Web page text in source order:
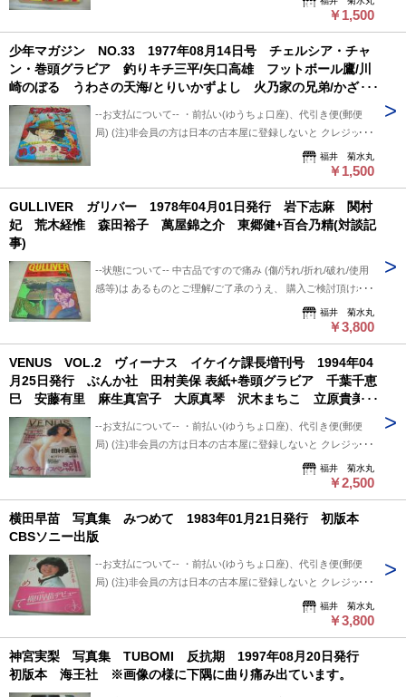
+クロネコ営業所留め置き可能です。 --発送について-- 振込確
平日のみ、 クロネコ便は常時発送可能。 ※※郵便局発送ご利
用、日・祭日かかる場合は 祭日明け発送になります。 ※※※
追跡番号は発送前にお知らせ致します。 追跡番号から荷物の
配送状況確認できます。 --保管期間について-- 此方から連絡
後、5日間保管しています。 5日間内、購入手続き頂ければ幸
「振込み」または「代金引換」でご利用下さい。 --状態につい
て-- 中古品ですので痛み (傷/汚れ/折れ/破れ/使用感等)は ある
ものとご理解/ご了承のうえ、 購入ご検討頂ければ幸いです。
--送料について-- ・レターパックライト 430円 ※追跡番号あ
り+保証なし+ポスト投函 ・レターパックプラス 600円 ※追
・クロネコ便 送料は地方により変わります。 (下記紹介部分
に送料記載あり) ※曜日・時間指定ご希望の場合 ※※郵便局
+クロネコ営業所留め置き可能です。 --発送について-- 振込確
認後、2～3日以内で発送致します。 ※郵便局ご利用の場合、
用、日・祭日かかる場合は 祭日明け発送になります。 ※※※
追跡番号は発送前にお知らせ致します。 追跡番号から荷物の
後、5日間保管しています。 5日間内、購入手続き頂ければ幸
いです。 5日過ぎましても手続き頂けない場合は キャンセル
￥1,500
少年マガジン NO.33 1977年08月14日号 チェルシア・チャ
ン・巻頭グラビア 釣りキチ三平/矢口高雄 フットボール鷹/川
崎のぼる うわさの天海/とりいかずよし 火乃家の兄弟/かざま
鋭二 サウスポー/中条健 姿三四郎/本宮ひろ志 三つ目がとお
る/手塚治虫 大純情くん/松本零士 手天童子/永井豪 空手バカ
一代/影丸譲也 etc ※画像の様に表紙面に汚れ出ています。
--お支払について-- ・前払い(ゆうちょ口座)、代引き便(郵便
局) (注)非会員の方は日本の古本屋に登録しないと クレジット
決済利用出来ないと思います。 非会員の方は支払い方法を
「振込み」または「代金引換」でご利用下さい。 --状態につい
て-- 中古品ですので痛み (傷/汚れ/折れ/破れ/使用感等)は ある
ものとご理解/ご了承のうえ、 購入ご検討頂ければ幸いです。
--送料について-- ・レターパックライト 430円 ※追跡番号あ
・クロネコ便 送料は地方により変わります。 (下記紹介部分
に送料記載あり) ※曜日・時間指定ご希望の場合 ※※郵便局
+クロネコ営業所留め置き可能です。 --発送について-- 振込確
認後、2～3日以内で発送致します。 ※郵便局ご利用の場合、
用、日・祭日かかる場合は 祭日明け発送になります。 ※※※
追跡番号は発送前にお知らせ致します。 追跡番号から荷物の
配送状況確認できます。 --保管期間について-- 此方から連絡
後、5日間保管しています。 5日間内、購入手続き頂ければ幸
いです。 5日過ぎましても手続き頂けない場合は キャンセル
福井 菊水丸
￥1,500
GULLIVER ガリバー 1978年04月01日発行 岩下志麻 関村
妃 荒木経惟 森田裕子 萬屋錦之介 東郷健+百合乃精(対談記
事)
--状態について-- 中古品ですので痛み (傷/汚れ/折れ/破れ/使用
感等)は あるものとご理解/ご了承のうえ、 購入ご検討頂けれ
ば幸いです。 --お支払について-- ・前払い、ゆうちょ口座にお
願いします。 --送料について-- ・レターパックライト 430円
※追跡番号あり+保証なし+ポスト投函 ・レターパックプラ
ス 600円 ※追跡番号あり+保証なし+対面受け取り (押印また
はサイン必要) ・クロネコ便 送料は地方により変わります。
(下記紹介部分に送料記載あり) ※曜日・時間指定ご希望の場合
て-- 振込確認後、2～3日以内で発送致します。 ※郵便局ご利
用の場合、平日のみ、 クロネコ便は常時発送可能。 ※※郵便
局発送ご利用、日・祭日かかる場合は 祭日明け発送になりま
す。 ※※※追跡番号は発送前にお知らせ致します。 追跡番号
から連絡後、5日間保管しています。 5日間内、購入手続き頂
ければ幸いです。 5日過ぎましても手続き頂けない場合は キ
ャンセルさせて頂いています。
福井 菊水丸
￥3,800
VENUS VOL.2 ヴィーナス イケイケ課長増刊号 1994年04
月25日発行 ぶんか社 田村美保 表紙+巻頭グラビア 千葉千恵
巳 安藤有里 麻生真宮子 大原真琴 沢木まちこ 立原貴美
坂木優子 桜っ子クラブ 風吹あんな 水沢早紀 成瀬千里
--お支払について-- ・前払い(ゆうちょ口座)、代引き便(郵便
局) (注)非会員の方は日本の古本屋に登録しないと クレジット
決済利用出来ないと思います。 非会員の方は支払い方法を
「振込み」または「代金引換」でご利用下さい。 --状態につい
て-- 中古品ですので痛み (傷/汚れ/折れ/破れ/使用感等)は ある
ものとご理解/ご了承のうえ、 購入ご検討頂ければ幸いです。
--送料について-- ・レターパックライト 430円 ※追跡番号あ
跡番号あり+保証なし+対面受け取り (押印またはサイン必要)
・クロネコ便 送料は地方により変わります。 (下記紹介部分
に送料記載あり) ※曜日・時間指定ご希望の場合 ※※郵便局
+クロネコ営業所留め置き可能です。 --発送について-- 振込確
平日のみ、 クロネコ便は常時発送可能。 ※※郵便局発送ご利
用、日・祭日かかる場合は 祭日明け発送になります。 ※※※
福井 菊水丸
￥2,500
横田早苗 写真集 みつめて 1983年01月21日発行 初版本
CBSソニー出版
--お支払について-- ・前払い(ゆうちょ口座)、代引き便(郵便
局) (注)非会員の方は日本の古本屋に登録しないと クレジット
決済利用出来ないと思います。 非会員の方は支払い方法を
「振込み」または「代金引換」でご利用下さい。 --状態につい
て-- 中古品ですので痛み (傷/汚れ/折れ/破れ/使用感等)は ある
ものとご理解/ご了承のうえ、 購入ご検討頂ければ幸いです。
--送料について-- ・レターパックライト 430円 ※追跡番号あ
福井 菊水丸
￥3,800
神宮実梨 写真集 TUBOMI 反抗期 1997年08月20日発行
初版本 海王社 ※画像の様に下隅に曲り痛み出ています。